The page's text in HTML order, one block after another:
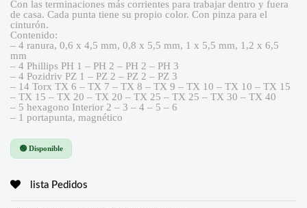
Con las terminaciones más corrientes para trabajar dentro y fuera
de casa. Cada punta tiene su propio color. Con pinza para el
cinturón.
Contenido:
– 4 ranura, 0,6 x 4,5 mm, 0,8 x 5,5 mm, 1 x 5,5 mm, 1,2 x 6,5
mm
– 4 Phillips PH 1 – PH 2 – PH 2 – PH 3
– 4 Pozidriv PZ 1 – PZ 2 – PZ 2 – PZ 3
– 14 Torx TX 6 – TX 7 – TX 8 – TX 9 – TX 10 – TX 10 – TX 15
– TX 15 – TX 20 – TX 20 – TX 25 – TX 25 – TX 30 – TX 40
– 5 hexagono Interior 2 – 3 – 4 – 5 – 6
– 1 portapunta, magnético
🟢 Disponible
lista Pedidos